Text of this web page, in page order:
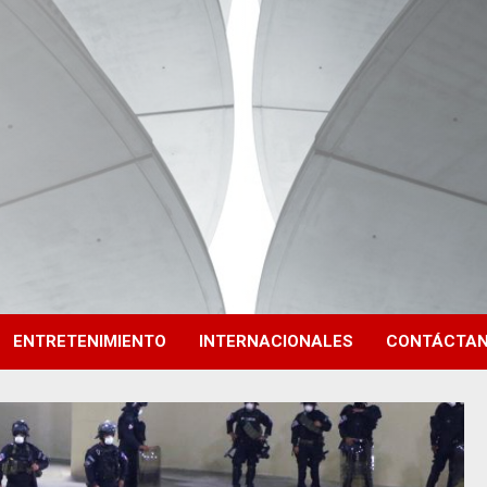
ENTRETENIMIENTO INTERNACIONALES